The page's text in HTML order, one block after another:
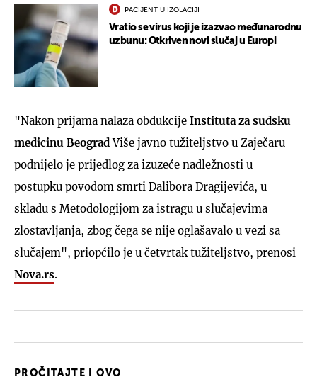
PACIJENT U IZOLACIJI
Vratio se virus koji je izazvao međunarodnu
uzbunu: Otkriven novi slučaj u Europi
"Nakon prijama nalaza obdukcije Instituta za sudsku
medicinu Beograd Više javno tužiteljstvo u Zaječaru
podnijelo je prijedlog za izuzeće nadležnosti u
postupku povodom smrti Dalibora Dragijevića, u
skladu s Metodologijom za istragu u slučajevima
zlostavljanja, zbog čega se nije oglašavalo u vezi sa
slučajem", priopćilo je u četvrtak tužiteljstvo, prenosi
Nova.rs.
PROČITAJTE I OVO